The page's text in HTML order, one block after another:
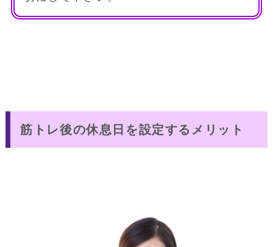
筋トレ後の休息日を設定するメリット